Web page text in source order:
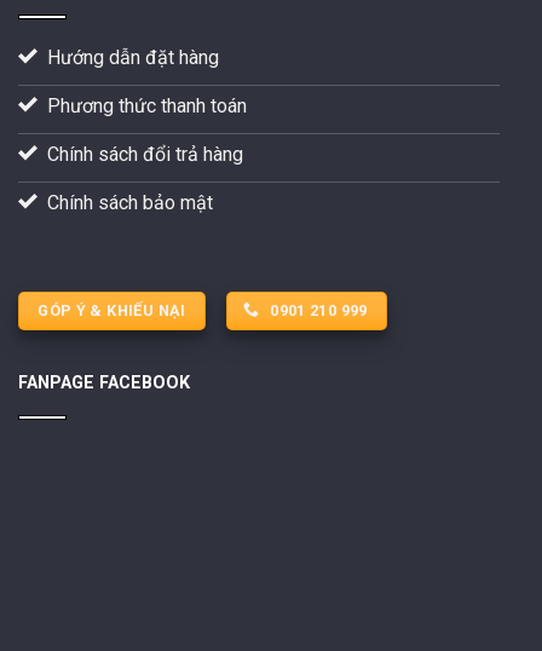
Hướng dẫn đặt hàng
Phương thức thanh toán
Chính sách đổi trả hàng
Chính sách bảo mật
GÓP Ý & KHIẾU NẠI 0901 210 999
FANPAGE FACEBOOK